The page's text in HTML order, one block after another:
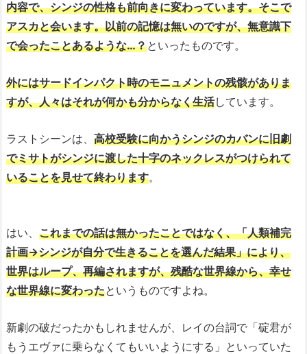
内容で、シンジの性格も前向きに変わっています。そこで
アスカと会います。以前の記憶は無いのですが、無意識下
で会ったことあるような…？といったものです。
外にはサードインパクト時のモニュメントの残骸がありま
すが、人々はそれが何かも分からなく生活しています。
ラストシーンは、 高校受験に向かうシンジのカバンに旧劇
でミサトがシンジに渡した十字のネックレスがつけられて
いることを見せて終わります。
はい、 これまでの話は無かったことではなく、「人類補完
計画→シンジが自分で生きることを選んだ結果」により、
世界はループ、再編されますが、残酷な世界線から、幸せ
な世界線に変わったというものですよね。
新劇の破だったかもしれませんが、レイの台詞で「碇君が
もうエヴァに乗らなくてもいいようにする」といっていた